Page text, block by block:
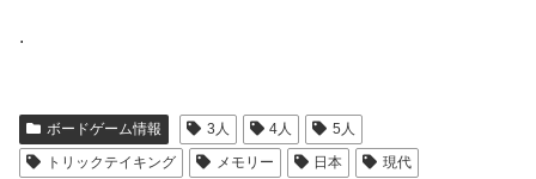
.
ボードゲーム情報 3人 4人
5人
トリックテイキング
メモリー 日本
現代